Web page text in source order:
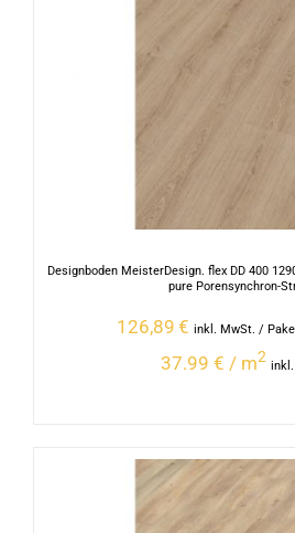
Designboden MeisterDesign. flex DD 400
pure Porensynchron-
126,89 € inkl. MwSt. /
37.99 € / m2
inkl.